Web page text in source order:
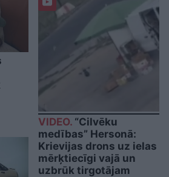
VIDEO. “Cilvēku
medības” Hersonā:
Krievijas drons uz ielas
mērķtiecīgi vajā un
uzbrūk tirgotājam